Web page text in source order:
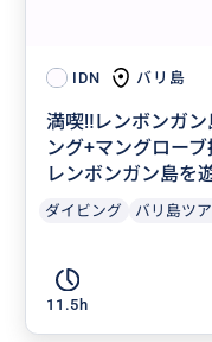
IDN バリ島
満喫‼️レンボンガ
ング+マングロー
レンボンガン島を
ダイビング バリ島ツ
11.5h